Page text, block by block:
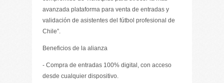
avanzada plataforma para venta de entradas y
validación de asistentes del fútbol profesional de
Chile”.
Beneficios de la alianza
- Compra de entradas 100% digital, con acceso
desde cualquier dispositivo.